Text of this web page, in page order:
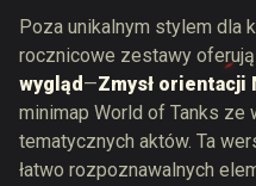
Poza unikalnym stylem dla
rocznicowe zestawy oferują
wygląd —Zmysł orientacji
minimap World of Tanks ze
tematycznych aktów. Ta
łatwo rozpoznawalnych